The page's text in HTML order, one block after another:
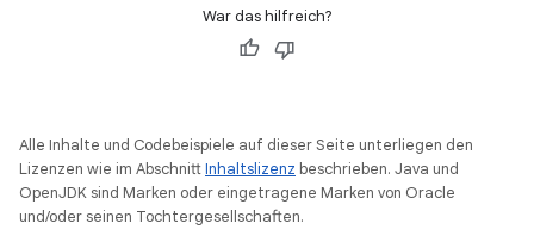
War das hilfreich?
Alle Inhalte und Codebeispiele auf dieser Seite unterliegen den
Lizenzen wie im AbschnittInhaltslizenz beschrieben. Java und
OpenJDK sind Marken oder eingetragene Marken von Oracle
und/oder seinen Tochtergesellschaften.